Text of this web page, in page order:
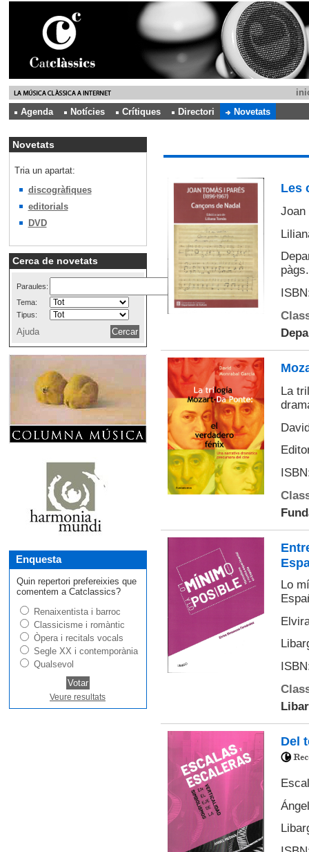
Agenda
Notícies Crítiques Directori Novetats
Novetats
Tria un apartat:
discogràfiques
editorials
DVD
Cerca de novetats
Paraules:
Tema:
Tipus:
Ajuda
Enquesta
Quin repertori prefereixies que
comentem a Catclassics?
Renaixentista i barroc
Classicisme i romàntic
Òpera i recitals vocals
Segle XX i contemporània
Qualsevol
Veure resultats
Les
Joan
pàgs.
La
Lo
Del